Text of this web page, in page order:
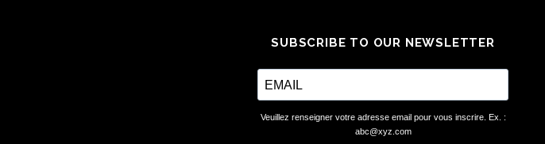
SUBSCRIBE TO OUR NEWSLETTER
Veuillez renseigner votre adresse email pour vous inscrire. Ex. :
abc@xyz.com